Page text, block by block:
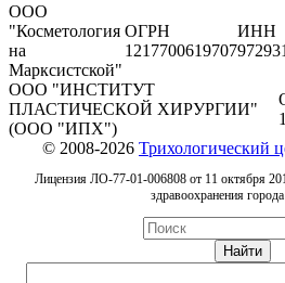
ООО
"Косметология
на
Марксистской"
ОГРН
1217700619707
ИНН
ООО "ИНСТИТУТ
ПЛАСТИЧЕСКОЙ ХИРУРГИИ"
(ООО "ИПХ")
© 2008-2026 Трихологический
Лицензия ЛО-77-01-006808 от 11 октября
здравоохранения